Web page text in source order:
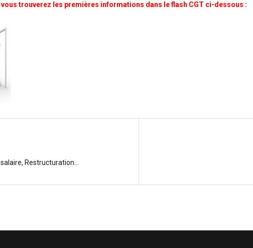
vous trouverez les premières informations dans le flash CGT ci-dessous :
Restructuration...